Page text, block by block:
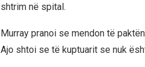
shtrim në spital.
Murray pranoi se mendon të
Ajo shtoi se të kuptuarit se nuk